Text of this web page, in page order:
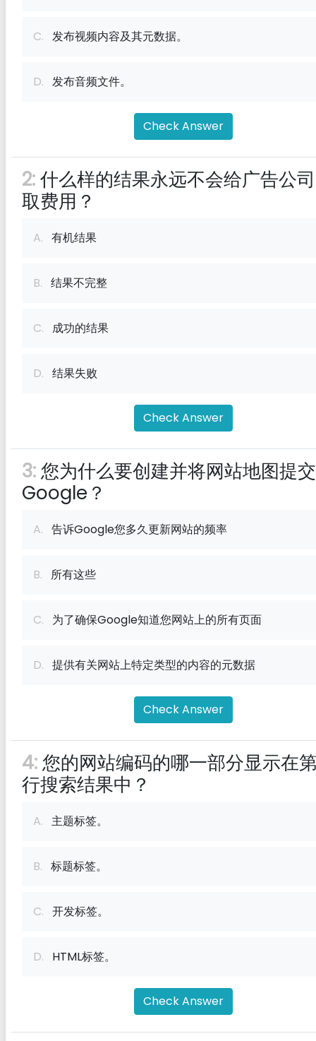
C. 发布视频内容及其元数据。
D. 发布音频文件。
Check Answer
2:什么样的结果永远不会给广告公
取费用？
A. 有机结果
B. 结果不完整
C. 成功的结果
D. 结果失败
Check Answer
3:您为什么要创建并将网站地图提
Google？
A. 告诉Google您多久更新网站的频率
B. 所有这些
C. 为了确保Google知道您网站上的所有页面
D. 提供有关网站上特定类型的内容的元数据
Check Answer
4:您的网站编码的哪一部分显示在
行搜索结果中？
A. 主题标签。
B. 标题标签。
C. 开发标签。
D. HTML标签。
Check Answer